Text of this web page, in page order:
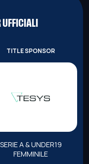
TITLE SPONSOR
SERIE A & UNDER19
FEMMINILE